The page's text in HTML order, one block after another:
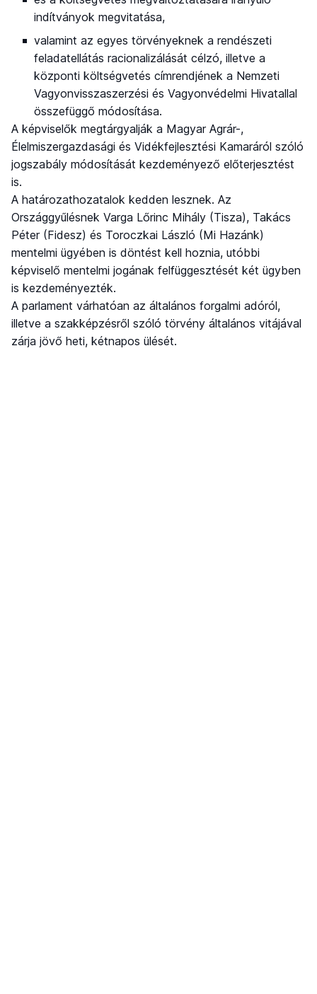
indítványok megvitatása,
valamint az egyes törvényeknek a rendészeti
feladatellátás racionalizálását célzó, illetve a
központi költségvetés címrendjének a Nemzeti
Vagyonvisszaszerzési és Vagyonvédelmi Hivatallal
összefüggő módosítása.
A képviselők megtárgyalják a Magyar Agrár-,
Élelmiszergazdasági és Vidékfejlesztési Kamaráról szóló
jogszabály módosítását kezdeményező előterjesztést
is.
A határozathozatalok kedden lesznek. Az
Országgyűlésnek Varga Lőrinc Mihály (Tisza), Takács
Péter (Fidesz) és Toroczkai László (Mi Hazánk)
mentelmi ügyében is döntést kell hoznia, utóbbi
képviselő mentelmi jogának felfüggesztését két ügyben
is kezdeményezték.
A parlament várhatóan az általános forgalmi adóról,
illetve a szakképzésről szóló törvény általános vitájával
zárja jövő heti, kétnapos ülését.